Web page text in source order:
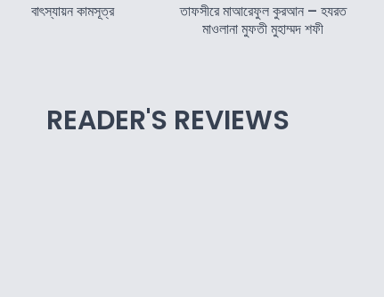
বাৎস্যায়ন কামসূত্র
তাফসীরে মাআরেফুল কুরআন – হযরত
মাওলানা মুফতী মুহাম্মদ শফী
READER'S REVIEWS